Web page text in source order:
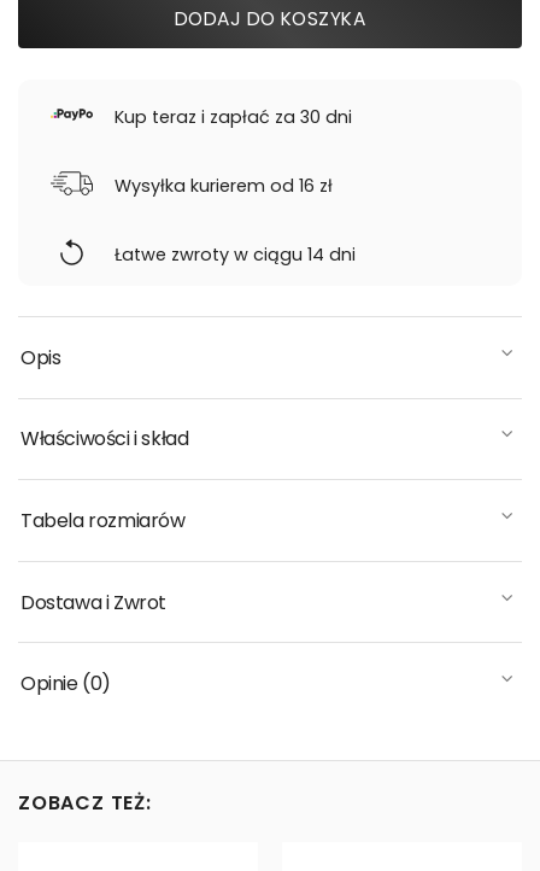
DODAJ DO KOSZYKA
Kup teraz i zapłać za 30 dni
Wysyłka kurierem od 16 zł
Łatwe zwroty w ciągu 14 dni
Opis
Właściwości i skład
Tabela rozmiarów
Dostawa i Zwrot
Opinie (0)
ZOBACZ TEŻ: